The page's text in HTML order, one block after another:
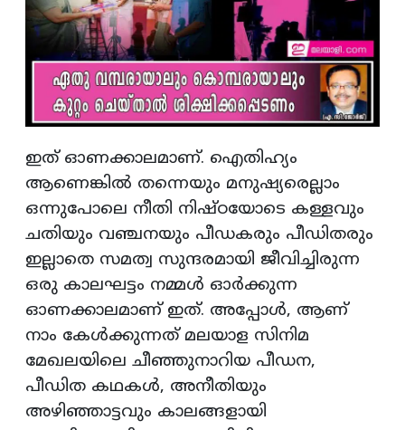
ഇത് ഓണക്കാലമാണ്. ഐതിഹ്യം
ആണെങ്കിൽ തന്നെയും മനുഷ്യരെല്ലാം
ഒന്നുപോലെ നീതി നിഷ്ഠയോടെ കള്ളവും
ചതിയും വഞ്ചനയും പീഡകരും പീഡിതരും
ഇല്ലാതെ സമത്വ സുന്ദരമായി ജീവിച്ചിരുന്ന
ഒരു കാലഘട്ടം നമ്മൾ ഓർക്കുന്ന
ഓണക്കാലമാണ് ഇത്. അപ്പോൾ, ആണ്
നാം കേൾക്കുന്നത് മലയാള സിനിമ
മേഖലയിലെ ചീഞ്ഞുനാറിയ പീഡന,
പീഡിത കഥകൾ, അനീതിയും
അഴിഞ്ഞാട്ടവും കാലങ്ങളായി